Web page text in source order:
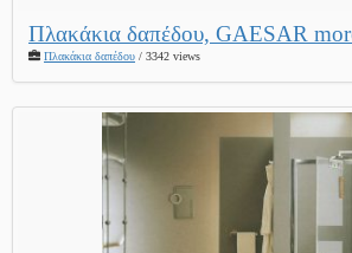
Πλακάκια δαπέδου, GAESAR
Πλακάκια δαπέδου / 3342 views